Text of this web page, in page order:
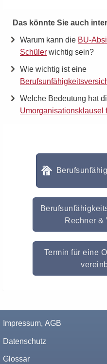
Das könnte Sie auch
Warum kann die BU-
Schüler wichtig sein?
Wie wichtig ist eine
Welche Bedeutung hat
Umorganisationsklausel
Rechner &
Termin für eine
Impressum, AGB
Datenschutz
Glossar